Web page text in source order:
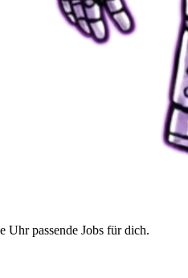
passende Jobs für dich.